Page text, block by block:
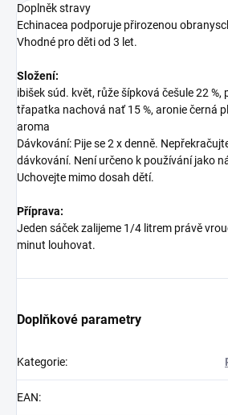
Doplněk stravy
Echinacea podporuje přirozenou
Vhodné pro děti od 3 let.
Složení:
ibišek súd. květ, růže šípková češule 22 %,
třapatka nachová nať 15 %, aronie černá
aroma
Dávkování: Pije se 2 x denně.
dávkování. Není určeno k používání jako
Uchovejte mimo dosah dětí.
Příprava:
Jeden sáček zalijeme 1/4 litrem právě
minut louhovat.
Doplňkové parametry
Kategorie:
EAN: